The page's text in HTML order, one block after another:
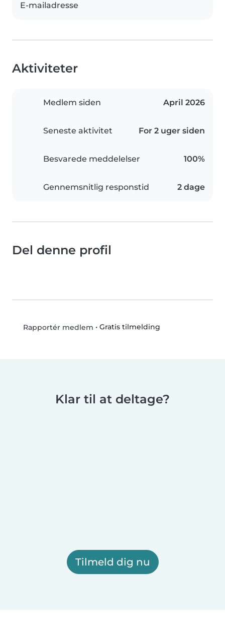
E-mailadresse
Aktiviteter
Medlem siden April 2026
Seneste aktivitet For 2 uger siden
Besvarede meddelelser 100%
Gennemsnitlig responstid 2 dage
Del denne profil
Rapportér medlem • Gratis tilmelding
Klar til at deltage?
Tilmeld dig nu